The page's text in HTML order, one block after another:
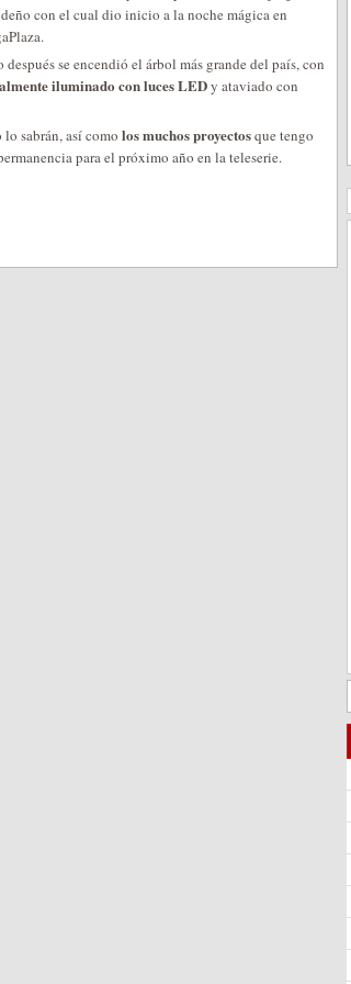
con el cual dio inicio a la noche mágica en
después se encendió el árbol más grande del país, con
iluminado con luces LEDy ataviado con
sabrán, así como los muchos proyectosque tengo
para el próximo año en la teleserie.